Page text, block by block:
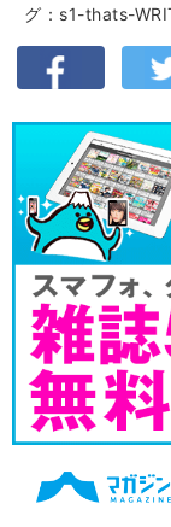
グ：s1-thats-